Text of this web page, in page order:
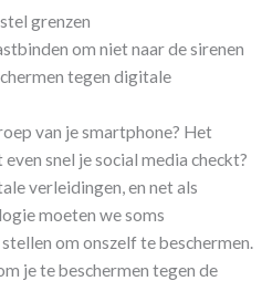
om niet naar de sirenen
tegen digitale
van je smartphone? Het
snel je social media checkt?
verleidingen, en net als
moeten we soms
om onszelf te beschermen.
je te beschermen tegen de